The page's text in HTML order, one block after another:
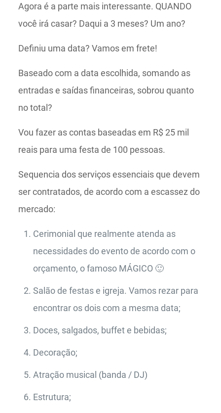
Agora é a parte mais interessante. QUANDO
você irá casar? Daqui a 3 meses? Um ano?
Definiu uma data? Vamos em frete!
Baseado com a data escolhida, somando as
entradas e saídas financeiras, sobrou quanto
no total?
Vou fazer as contas baseadas em R$ 25 mil
reais para uma festa de 100 pessoas.
Sequencia dos serviços essenciais que devem
ser contratados, de acordo com a escassez do
mercado:
Cerimonial que realmente atenda as
necessidades do evento de acordo com o
orçamento, o famoso MÁGICO 🙂
Salão de festas e igreja. Vamos rezar para
encontrar os dois com a mesma data;
Doces, salgados, buffet e bebidas;
Decoração;
Atração musical (banda / DJ)
Estrutura;